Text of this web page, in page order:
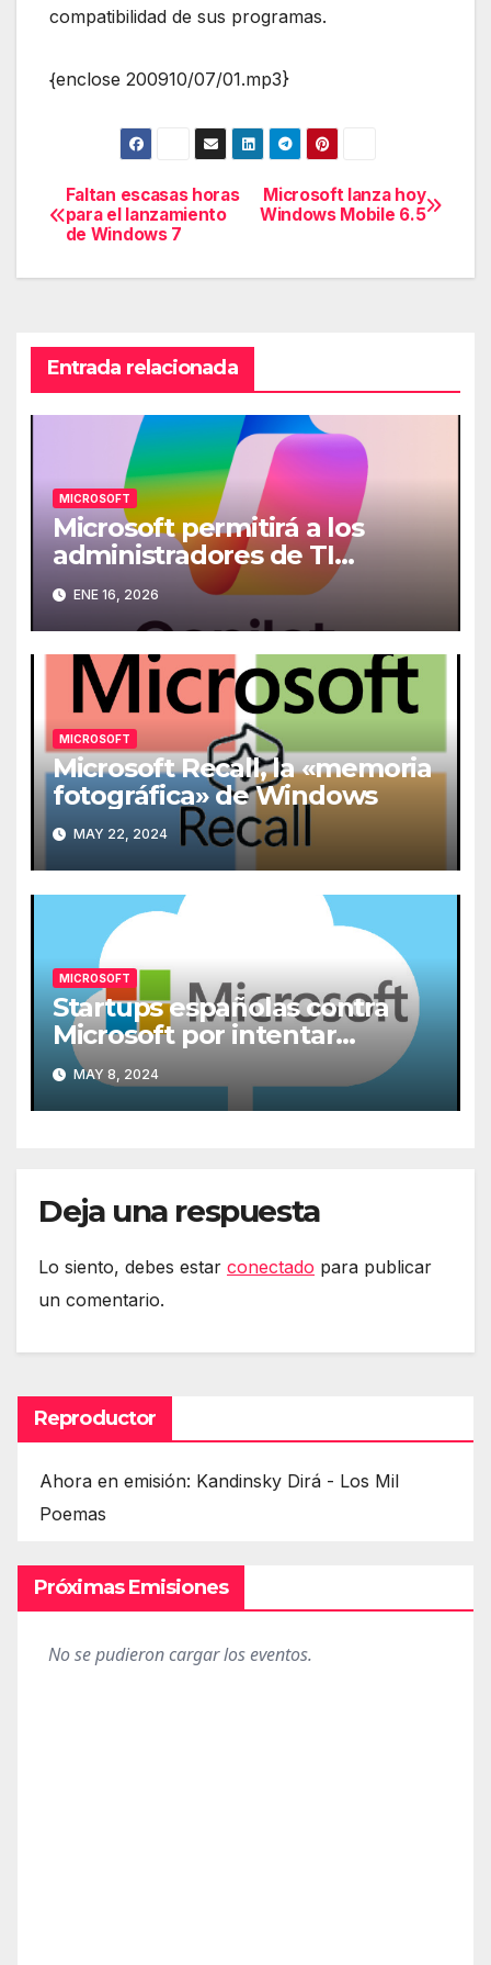
compatibilidad de sus programas.
{enclose 200910/07/01.mp3}
Navegación
de
Microsoft lanza hoy
Windows Mobile 6.5
Faltan escasas horas
para el lanzamiento
de Windows 7
Entrada relacionada
MICROSOFT
Microsoft permitirá a los
administradores de TI
desinstalar Copilot de los
ordenadores
ENE 16, 2026
MICROSOFT
Microsoft Recall, la «memoria
fotográfica» de Windows
MAY 22, 2024
MICROSOFT
Startups españolas contra
Microsoft por intentar
expulsarlas de la nube
MAY 8, 2024
Deja una respuesta
Lo siento, debes estar conectado para publicar
un comentario.
Reproductor
Ahora en emisión: Kandinsky Dirá - Los Mil
Poemas
Próximas Emisiones